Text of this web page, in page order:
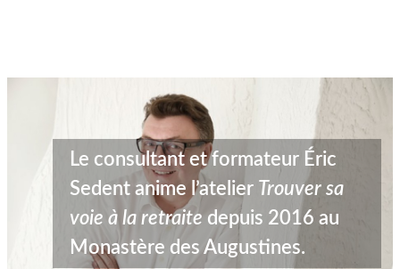
Le consultant et formateur Éric
Sedent anime l’atelier Trouver sa
voie à la retraite depuis 2016 au
Monastère des Augustines.